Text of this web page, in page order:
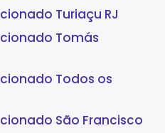
Turiaçu RJ
Tomás
Todos os
São Francisco